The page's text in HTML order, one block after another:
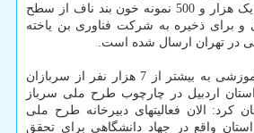
بند ناف رویان بیشتر از یک هزار و 500 نمونه خون بند ناف از سطح
و برای ذخیره به شرکت فناوری بن یاخته
در تهران ارسال شده است.
وی به عرضه خدمات آموزشی به بیشتر از 7 هزار نفر از سربازان
اردبیل در چارچوب طرح ملی سرباز
کرد: الان فعالیتهای دبیرخانه طرح ملی
واقع در جهاد دانشگاهی برای تحقق